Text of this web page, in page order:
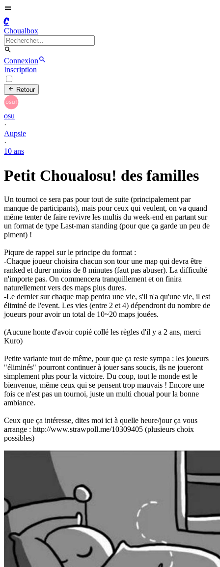
C
Choualbox
Connexion
Inscription
Retour
osu
·
Aupsie
·
10 ans
Petit Choualosu! des familles
Un tournoi ce sera pas pour tout de suite (principalement par
manque de participants), mais pour ceux qui veulent, on va quand
même tenter de faire revivre les multis du week-end en partant sur
un format de type Last-man standing (pour que ça garde un peu de
piment) !
Piqure de rappel sur le principe du format :
-Chaque joueur choisira chacun son tour une map qui devra être
ranked et durer moins de 8 minutes (faut pas abuser). La difficulté
n'importe pas. On commencera tranquillement et on finira
naturellement vers des maps plus dures.
-Le dernier sur chaque map perdra une vie, s'il n'a qu'une vie, il est
éliminé de l'event. Les vies (entre 2 et 4) dépendront du nombre de
joueurs pour avoir un total de 10~20 maps jouées.
(Aucune honte d'avoir copié collé les règles d'il y a 2 ans, merci
Kuro)
Petite variante tout de même, pour que ça reste sympa : les joueurs
"éliminés" pourront continuer à jouer sans soucis, ils ne joueront
simplement plus pour la victoire. Du coup, tout le monde est le
bienvenue, même ceux qui se pensent trop mauvais ! Encore une
fois ce n'est pas un tournoi, juste un multi choual pour la bonne
ambiance.
Ceux que ça intéresse, dites moi ici à quelle heure/jour ça vous
arrange : http://www.strawpoll.me/10309405 (plusieurs choix
possibles)